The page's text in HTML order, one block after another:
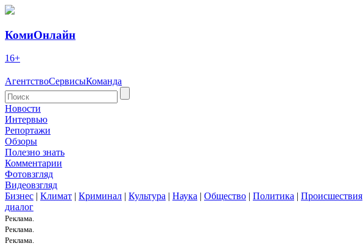
КомиОнлайн
16+
АгентствоСервисыКоманда
Новости
Интервью
Репортажи
Обзоры
Полезно знать
Комментарии
Фотовзгляд
Видеовзгляд
Бизнес | Климат | Криминал | Культура | Наука | Общество | Политика | Происшествия
диалог
Реклама.
Реклама.
Реклама.